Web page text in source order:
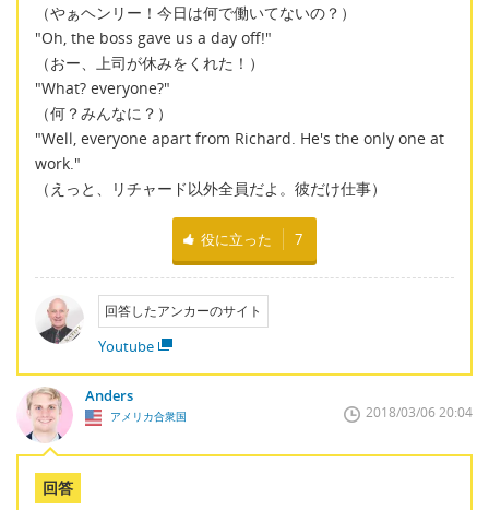
（やぁヘンリー！今日は何で働いてないの？）
"Oh, the boss gave us a day off!"
（おー、上司が休みをくれた！）
"What? everyone?"
（何？みんなに？）
"Well, everyone apart from Richard. He's the only one at
work."
（えっと、リチャード以外全員だよ。彼だけ仕事）
役に立った 7
回答したアンカーのサイト
Youtube
Anders
アメリカ合衆国 2018/03/06 20:04
回答